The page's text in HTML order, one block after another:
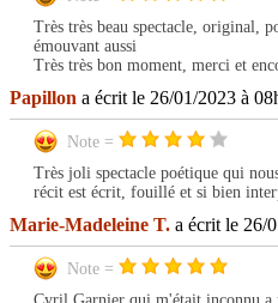
Très très beau spectacle, original,
émouvant aussi
Très très bon moment, merci et
Papillon a écrit le 26/01/2023 à
Note =
Très joli spectacle poétique qui
récit est écrit, fouillé et si bien
Marie-Madeleine T. a écrit le 26/
Note =